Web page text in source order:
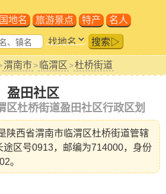
地名 旅游景点 特产 名人
搜索▷
渭南市> 临渭区 >杜桥街道
盈田社区
区杜桥街道盈田社区行政区划
陕西省渭南市临渭区杜桥街道管辖
途区号0913，邮编为714000，身份
。